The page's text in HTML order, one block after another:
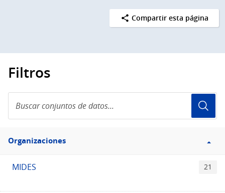
Compartir esta página
Filtros
conjuntos
de
Filtro
Organizaciones
Organizaciones
MIDES 21